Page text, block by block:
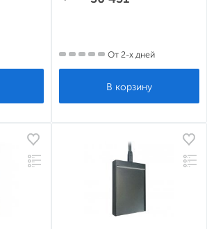
От 2-х дней